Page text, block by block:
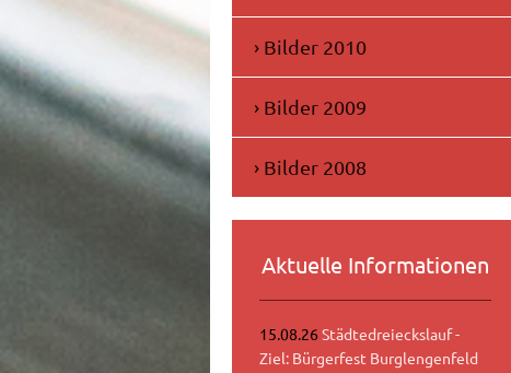
Bilder 2010
Bilder 2009
Bilder 2008
Aktuelle Informationen
15.08.26Städtedreieckslauf -
Ziel: Bürgerfest Burglengenfeld